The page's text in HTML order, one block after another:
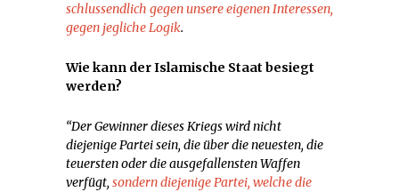
schlussendlich gegen unsere eigenen Interessen,
gegen jegliche Logik.
Wie kann der Islamische Staat besiegt
werden?
“Der Gewinner dieses Kriegs wird nicht
diejenige Partei sein, die über die neuesten, die
teuersten oder die ausgefallensten Waffen
verfügt, sondern diejenige Partei, welche die